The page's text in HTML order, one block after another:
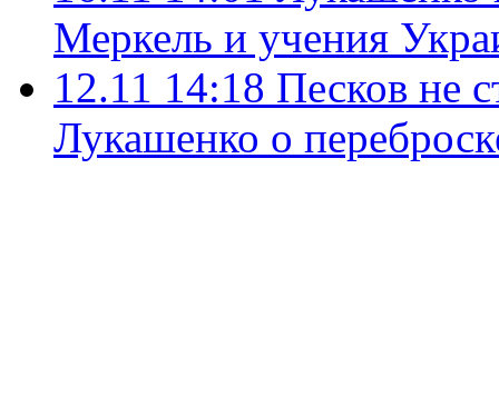
Меркель и учения
12.11 14:18 Песков не
Лукашенко о